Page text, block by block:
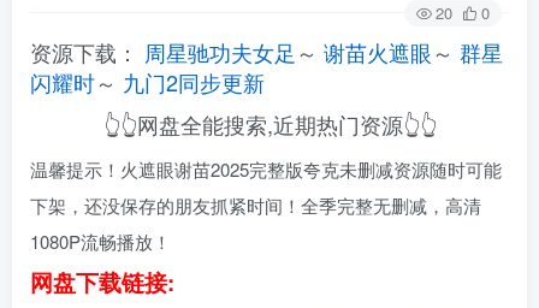
20 0
资源下载： 周星驰功夫女足 ～ 谢苗火遮眼～ 群星
闪耀时～ 九门2同步更新
👆👆网盘全能搜索,近期热门资源👆👆
温馨提示！火遮眼谢苗2025完整版夸克未删减资源随时可能
下架，还没保存的朋友抓紧时间！全季完整无删减，高清
1080P流畅播放！
网盘下载链接: